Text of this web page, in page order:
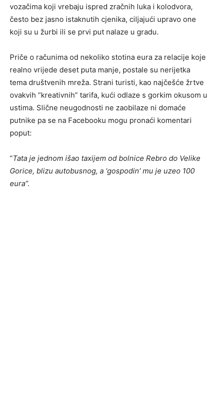
vozačima koji vrebaju ispred zračnih luka i kolodvora,
često bez jasno istaknutih cjenika, ciljajući upravo one
koji su u žurbi ili se prvi put nalaze u gradu.
Priče o računima od nekoliko stotina eura za relacije koje
realno vrijede deset puta manje, postale su nerijetka
tema društvenih mreža. Strani turisti, kao najčešće žrtve
ovakvih “kreativnih” tarifa, kući odlaze s gorkim okusom u
ustima. Slične neugodnosti ne zaobilaze ni domaće
putnike pa se na Facebooku mogu pronaći komentari
poput:
“Tata je jednom išao taxijem od bolnice Rebro do Velike
Gorice, blizu autobusnog, a ‘gospodin’ mu je uzeo 100
eura”.